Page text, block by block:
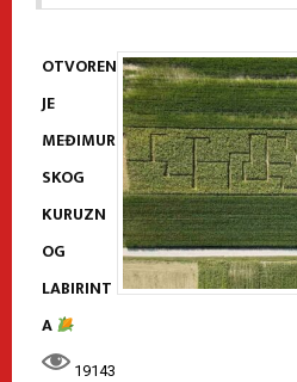
OTVOREN
JE
MEĐIMUR
SKOG
KURUZN
OG
LABIRINT
A
19143